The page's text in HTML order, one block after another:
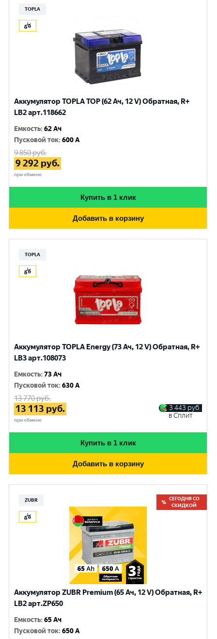
TOPLA
Аккумулятор TOPLA TOP (62 Ач, 12 V) Обратная, R+
LB2 арт.118662
Емкость:62 Ач
Пусковой ток:600 A
9 850руб.
9 292 руб.
при обмене
Купить в 1 клик
Добавить в корзину
TOPLA
Аккумулятор TOPLA Energy (73 Ач, 12 V) Обратная, R+
LB3 арт.108073
Емкость:73 Ач
Пусковой ток:630 A
13 770руб.
13 113 руб.
при обмене
3 443 руб.
в Сплит
Купить в 1 клик
Добавить в корзину
ZUBR
СЕГОДНЯ СО
СКИДКОЙ
Аккумулятор ZUBR Premium (65 Ач, 12 V) Обратная, R+
LB2 арт.ZP650
Емкость:65 Ач
Пусковой ток:650 A